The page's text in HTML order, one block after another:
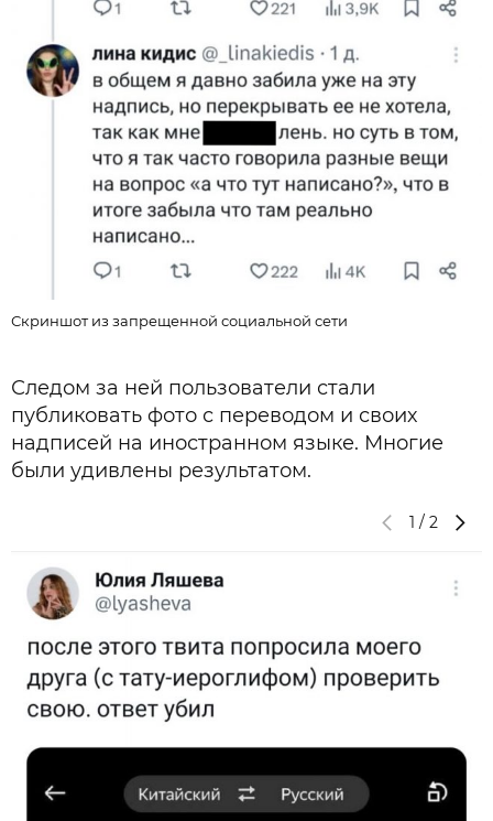
Скриншот из запрещенной социальной сети
Следом за ней пользователи стали
публиковать фото с переводом и своих
надписей на иностранном языке. Многие
были удивлены результатом.
1 / 2